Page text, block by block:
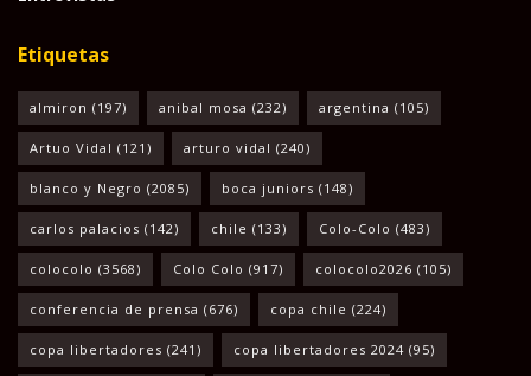
Etiquetas
almiron (197) anibal mosa (232) argentina (105)
Artuo Vidal (121) arturo vidal (240)
blanco y Negro (2085) boca juniors (148)
carlos palacios (142) chile (133) Colo-Colo (483)
colocolo (3568) Colo Colo (917) colocolo2026 (105)
conferencia de prensa (676) copa chile (224)
copa libertadores (241) copa libertadores 2024 (95)